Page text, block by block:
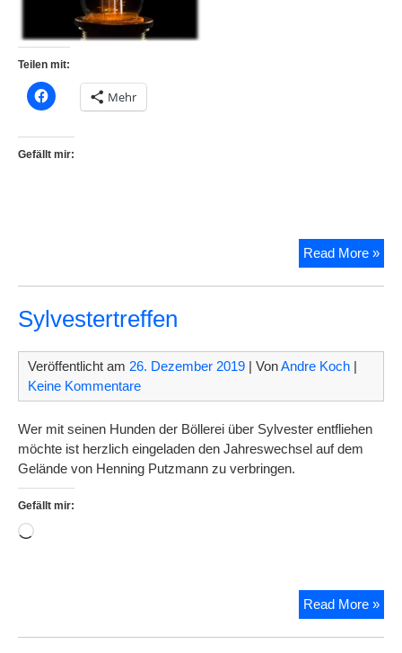
Teilen mit:
Mehr
Gefällt mir:
Read More »
Sylvestertreffen
Veröffentlicht am 26. Dezember 2019 | VonAndre Koch |
Keine Kommentare
Wer mit seinen Hunden der Böllerei über Sylvester entfliehen
möchte ist herzlich eingeladen den Jahreswechsel auf dem
Gelände von Henning Putzmann zu verbringen.
Gefällt mir:
Wird
Read More »